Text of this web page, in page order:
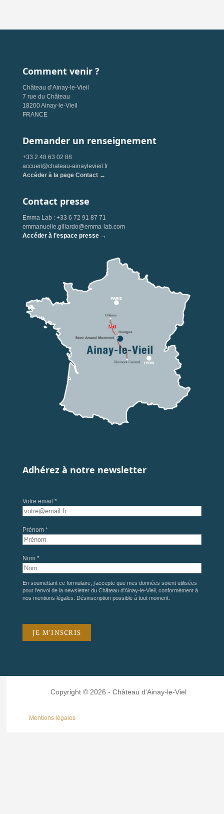
Comment venir ?
Château d’Ainay-le-Vieil
7 rue du Château
18200 Ainay-le-Vieil
FRANCE
Demander un renseignement
+33 2 48 63 02 88
accueil@chateau-ainaylevieil.fr
Accéder à la page Contact →
Contact presse
Emma Lab : +33 6 72 91 87 71
emmanuelle.gillardo@emma-lab.com
Accéder à l’espace presse →
Adhérez à notre newsletter
Votre email *
Prénom *
Nom *
En soumettant ce formulaire, j'accepte que mes données soient utilisées
pour l'envoi de la newsletter du Château d'Ainay-le-Vieil, conformément à
nos mentions légales . Désinscription possible à tout moment.
Copyright © 2026 - Château d'Ainay-le-Viel
Mentions légales